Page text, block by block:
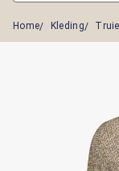
Home Kleding